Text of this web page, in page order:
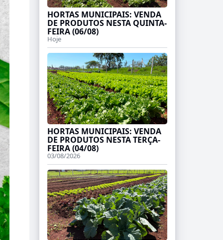
HORTAS MUNICIPAIS: VENDA
DE PRODUTOS NESTA QUINTA-
FEIRA (06/08)
Hoje
HORTAS MUNICIPAIS: VENDA
DE PRODUTOS NESTA TERÇA-
FEIRA (04/08)
03/08/2026